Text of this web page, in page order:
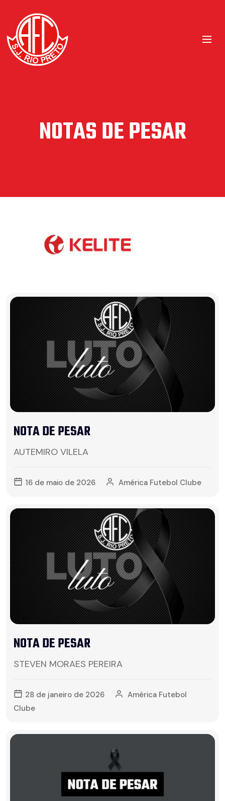
NOTAS DE PESAR
NOTA DE PESAR
AUTEMIRO VILELA
16 de maio de 2026 América Futebol Clube
NOTA DE PESAR
STEVEN MORAES PEREIRA
28 de janeiro de 2026
América Futebol
Clube